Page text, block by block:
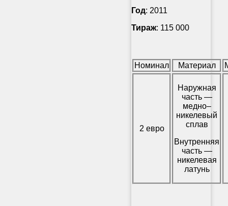
Год: 2011
Тираж: 115 000
Номинал Материал
2 евро
Наружная
часть —
медно–
никелевый
сплав
Внутренняя
часть —
никелевая
латунь